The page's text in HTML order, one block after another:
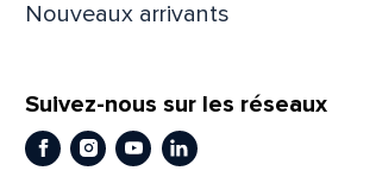
Nouveaux arrivants
Suivez-nous sur les réseaux
Facebook
Instagram
YoutubeLinkedIn